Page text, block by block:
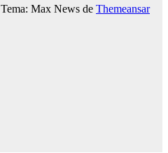
Tema: Max News de Themeansar